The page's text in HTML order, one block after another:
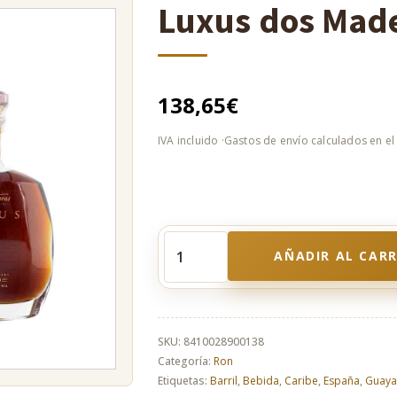
Luxus dos
138,65€
dos
cantidad
AÑADIR AL
SKU: 8410028900138
Categoría: Ron
Etiquetas: Barril, Bebida, Caribe, España,